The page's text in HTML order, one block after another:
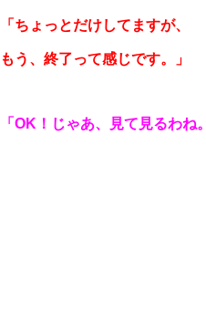
「ちょっとだけしてますが、
もう、終了って感じです。」
「OK！じゃあ、見て見るわね